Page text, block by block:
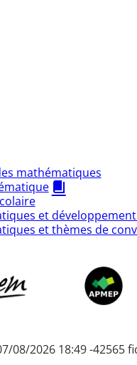
mathématiques
et
et thèmes de
08/2026 18:49 -42565